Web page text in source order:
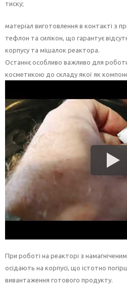
тиску;
матеріал виготовлення в контакті з
тефлон та силікон, що гарантує
корпусу та мішалок реактора.
Останнє особливо важливо для
косметикою до складу якої як
При роботі на реакторі з
осідають на корпусі, що істотно
вивантаження готового продукту.